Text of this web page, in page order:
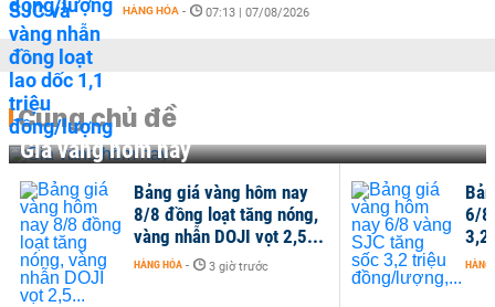
HÀNG HÓA - 07:13 | 07/08/2026
Cùng chủ đề
Giá vàng hôm nay
Bảng giá vàng hôm nay
8/8 đồng loạt tăng nóng,
vàng nhẫn DOJI vọt 2,5...
HÀNG HÓA - 3 giờ trước
6/8
3,2
HÀNG